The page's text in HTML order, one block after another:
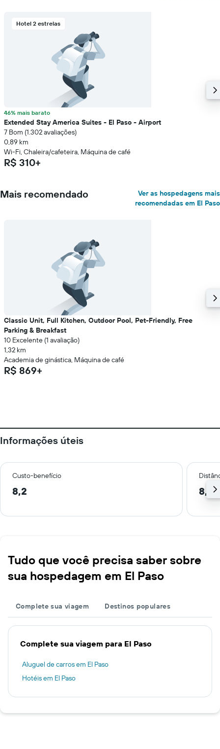
Hotel 2 estrelas
46% mais barato
Extended Stay America Suites - El Paso - Airport
7 Bom (1.302 avaliações)
0,89 km
Wi-Fi, Chaleira/cafeteira, Máquina de café
R$ 310+
Mais recomendado
Ver as hospedagens mais
recomendadas em El Paso
Classic Unit, Full Kitchen, Outdoor Pool, Pet-Friendly, Free
Parking & Breakfast
10 Excelente (1 avaliação)
1,32 km
Academia de ginástica, Máquina de café
R$ 869+
Informações úteis
Custo-benefício
8,2 8,1
Tudo que você precisa saber sobre
sua hospedagem em El Paso
Complete sua viagem Destinos populares
Complete sua viagem para El Paso
Aluguel de carros em El Paso
Hotéis em El Paso